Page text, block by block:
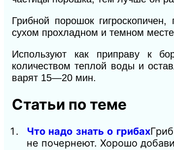
Грибной порошок
сухом прохладном и темном
Используют как приправу к
количеством теплой воды и
варят 15—20 мин.
Статьи по теме
Что надо знать о грибах
не почернеют. Хорошо